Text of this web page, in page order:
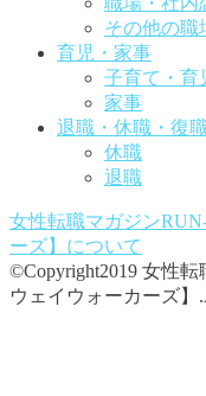
その他の職
育児・家事
子育て・育
家事
退職・休職・復
休職
退職
女性転職マガジン
ーズ】 について
©Copyright2019 女性
ウェイウォーカーズ】